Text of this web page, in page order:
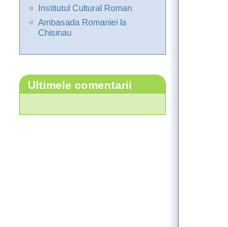
Institutul Cultural Roman
Ambasada Romaniei la
Chisinau
Ultimele comentarii